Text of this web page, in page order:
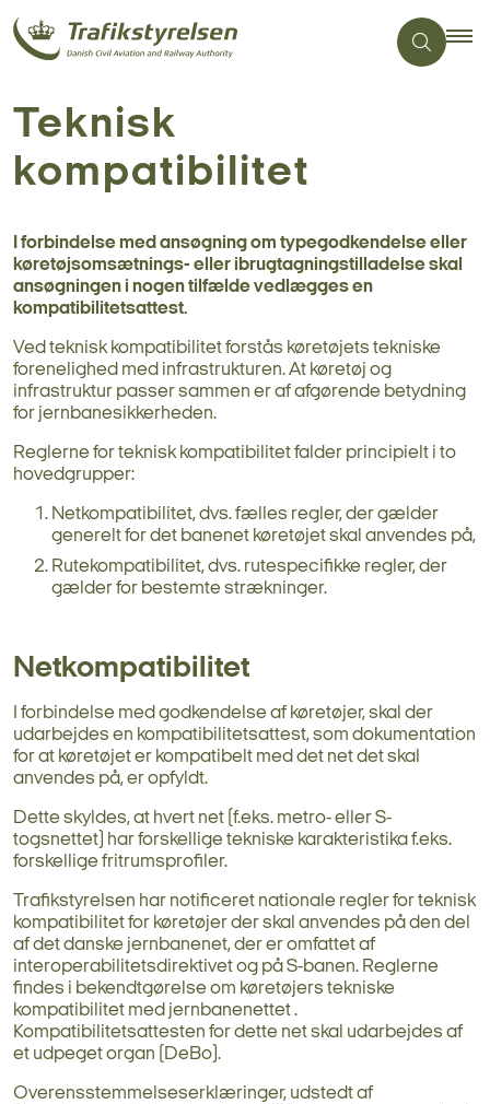
Teknisk
kompatibilitet
I forbindelse med ansøgning om typegodkendelse eller
køretøjsomsætnings- eller ibrugtagningstilladelse skal
ansøgningen i nogen tilfælde vedlægges en
kompatibilitetsattest.
Ved teknisk kompatibilitet forstås køretøjets tekniske
forenelighed med infrastrukturen. At køretøj og
infrastruktur passer sammen er af afgørende betydning
for jernbanesikkerheden.
Reglerne for teknisk kompatibilitet falder principielt i to
hovedgrupper:
Netkompatibilitet, dvs. fælles regler, der gælder
generelt for det banenet køretøjet skal anvendes på,
Rutekompatibilitet, dvs. rutespecifikke regler, der
gælder for bestemte strækninger.
Netkompatibilitet
I forbindelse med godkendelse af køretøjer, skal der
udarbejdes en kompatibilitetsattest, som dokumentation
for at køretøjet er kompatibelt med det net det skal
anvendes på, er opfyldt.
Dette skyldes, at hvert net (f.eks. metro- eller S-
togsnettet) har forskellige tekniske karakteristika f.eks.
forskellige fritrumsprofiler.
Trafikstyrelsen har notificeret nationale regler for teknisk
kompatibilitet for køretøjer der skal anvendes på den del
af det danske jernbanenet, der er omfattet af
interoperabilitetsdirektivet og på S-banen. Reglerne
findes i bekendtgørelseom køretøjers tekniske
kompatibilitet med jernbanenettet.
Kompatibilitetsattesten for dette net skal udarbejdes af
et udpeget organ (DeBo).
Overensstemmelseserklæringer, udstedt af